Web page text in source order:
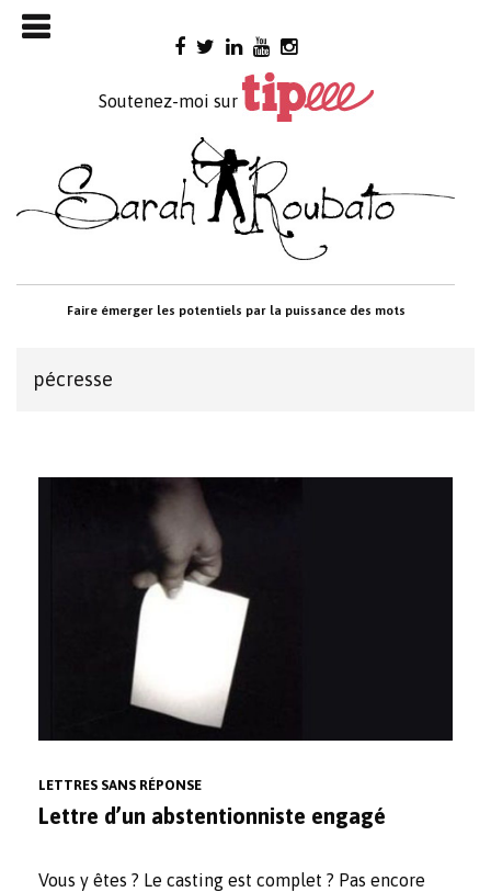
Skip
to
Soutenez-moi sur
Faire émerger les potentiels par la puissance des mots

pécresse
LETTRES SANS RÉPONSE
Lettre d’un abstentionniste engagé
Vous y êtes ? Le casting est complet ? Pas encore